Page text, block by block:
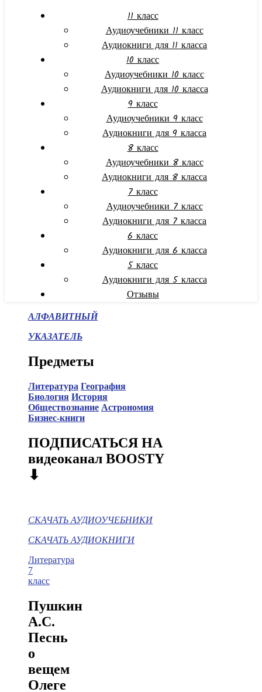
11 класс
Аудиоучебники 11 класс
Аудиокниги для 11 класса
10 класс
Аудиоучебники 10 класс
Аудиокниги для 10 класса
9 класс
Аудиоучебники 9 класс
Аудиокниги для 9 класса
8 класс
Аудиоучебники 8 класс
Аудиокниги для 8 класса
7 класс
Аудиоучебники 7 класс
Аудиокниги для 7 класса
6 класс
Аудиокниги для 6 класса
5 класс
Аудиокниги для 5 класса
Отзывы
АЛФАВИТНЫЙ
УКАЗАТЕЛЬ
Предметы
Литература География
Биология История
Обществознание Астрономия
Бизнес-книги
ПОДПИСАТЬСЯ НА
видеоканал BOOSTY
⬇
СКАЧАТЬ АУДИОУЧЕБНИКИ
СКАЧАТЬ АУДИОКНИГИ
Литература
7
класс
Пушкин
А.С.
Песнь
о
вещем
Олеге